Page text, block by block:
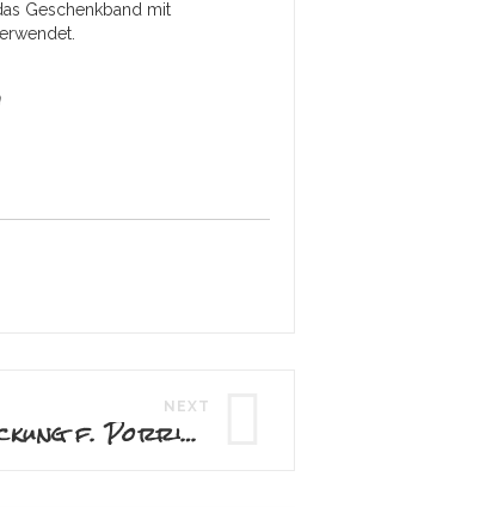
Geschenkband mit
NEXT
Pyramiden-Verpackung f. Porridge